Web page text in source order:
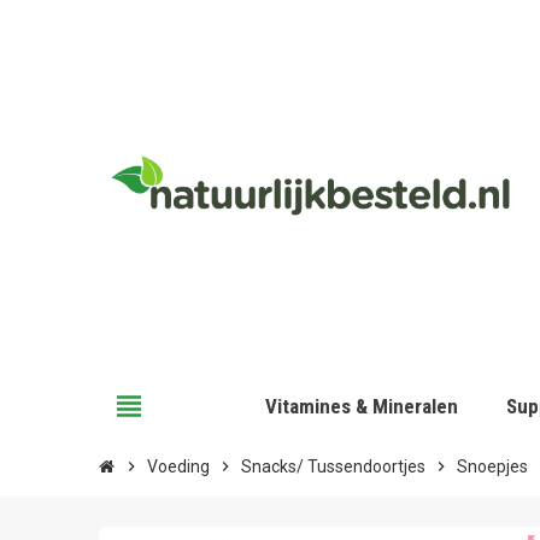
view_headline Vitamines & Mineralen
chevron_right Voeding chevron_right Snacks/ Tussendoortjes chevron_right Snoepjes